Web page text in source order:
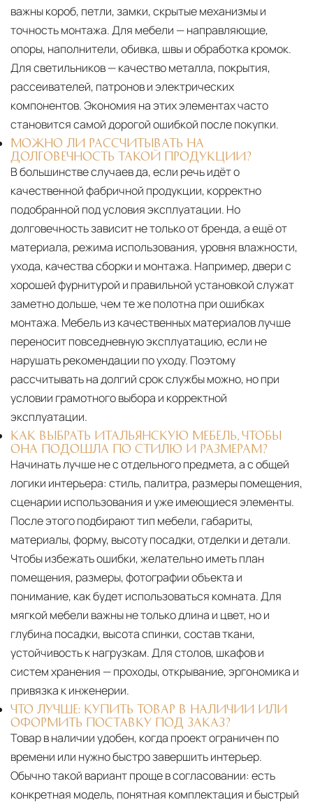
важны короб, петли, замки, скрытые механизмы и
точность монтажа. Для мебели — направляющие,
опоры, наполнители, обивка, швы и обработка кромок.
Для светильников — качество металла, покрытия,
рассеивателей, патронов и электрических
компонентов. Экономия на этих элементах часто
становится самой дорогой ошибкой после покупки.
МОЖНО ЛИ РАССЧИТЫВАТЬ НА
ДОЛГОВЕЧНОСТЬ ТАКОЙ ПРОДУКЦИИ?
В большинстве случаев да, если речь идёт о
качественной фабричной продукции, корректно
подобранной под условия эксплуатации. Но
долговечность зависит не только от бренда, а ещё от
материала, режима использования, уровня влажности,
ухода, качества сборки и монтажа. Например, двери с
хорошей фурнитурой и правильной установкой служат
заметно дольше, чем те же полотна при ошибках
монтажа. Мебель из качественных материалов лучше
переносит повседневную эксплуатацию, если не
нарушать рекомендации по уходу. Поэтому
рассчитывать на долгий срок службы можно, но при
условии грамотного выбора и корректной
эксплуатации.
КАК ВЫБРАТЬ ИТАЛЬЯНСКУЮ МЕБЕЛЬ, ЧТОБЫ
ОНА ПОДОШЛА ПО СТИЛЮ И РАЗМЕРАМ?
Начинать лучше не с отдельного предмета, а с общей
логики интерьера: стиль, палитра, размеры помещения,
сценарии использования и уже имеющиеся элементы.
После этого подбирают тип мебели, габариты,
материалы, форму, высоту посадки, отделки и детали.
Чтобы избежать ошибки, желательно иметь план
помещения, размеры, фотографии объекта и
понимание, как будет использоваться комната. Для
мягкой мебели важны не только длина и цвет, но и
глубина посадки, высота спинки, состав ткани,
устойчивость к нагрузкам. Для столов, шкафов и
систем хранения — проходы, открывание, эргономика и
привязка к инженерии.
ЧТО ЛУЧШЕ: КУПИТЬ ТОВАР В НАЛИЧИИ ИЛИ
ОФОРМИТЬ ПОСТАВКУ ПОД ЗАКАЗ?
Товар в наличии удобен, когда проект ограничен по
времени или нужно быстро завершить интерьер.
Обычно такой вариант проще в согласовании: есть
конкретная модель, понятная комплектация и быстрый